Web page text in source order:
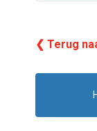
❮ Terug